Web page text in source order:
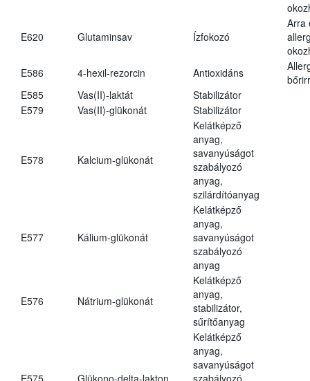
E620 Glutaminsav Ízfokozó
Arra
E586
4-hexil-rezorcin Antioxidáns
E585
Vas(II)-laktát
Stabilizátor
E579
Vas(II)-glükonát Stabilizátor
E578 Kalcium-glükonát
Kelátképző
anyag,
savanyúságot
szabályozó
anyag,
szilárdítóanyag
E577 Kálium-glükonát
Kelátképző
anyag,
savanyúságot
szabályozó
anyag
E576 Nátrium-glükonát
Kelátképző
anyag,
stabilizátor,
sűrítőanyag
E575 Glükono-delta-lakton
Kelátképző
anyag,
savanyúságot
szabályozó